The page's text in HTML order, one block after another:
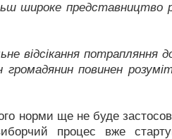
широке представництво
відсікання потрапляння
повинен
норми ще не буде
процес вже